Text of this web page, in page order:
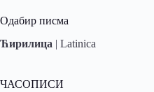
Одабир писма
Ћирилица | Latinica
ЧАСОПИСИ